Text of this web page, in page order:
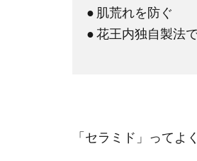
● 肌荒れを防ぐ
● 花王内独自製法
「セラミド」ってよ